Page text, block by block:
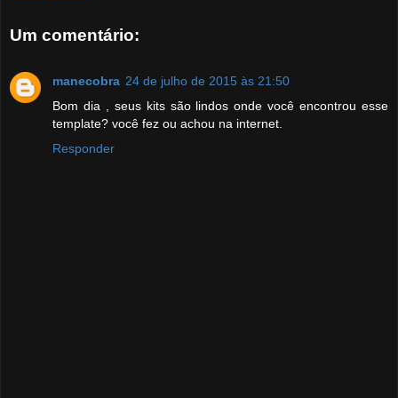
Um comentário:
manecobra 24 de julho de 2015 às 21:50
Bom dia , seus kits são lindos onde você encontrou esse
template? você fez ou achou na internet.
Responder